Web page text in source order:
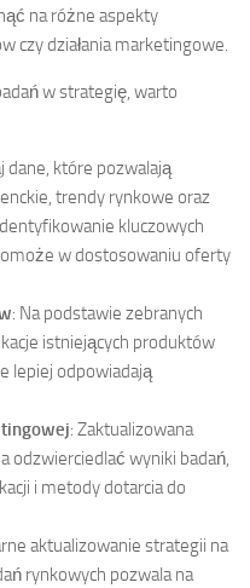
na różne aspekty
czy działania marketingowe.
w strategię, warto
dane, które pozwalają
trendy rynkowe oraz
kluczowych
w dostosowaniu oferty
: Na podstawie zebranych
istniejących produktów
lepiej odpowiadają
: Zaktualizowana
odzwierciedlać wyniki badań,
i metody dotarcia do
aktualizowanie strategii na
rynkowych pozwala na